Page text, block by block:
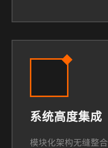
系统高度集成
模块化架构无缝整合